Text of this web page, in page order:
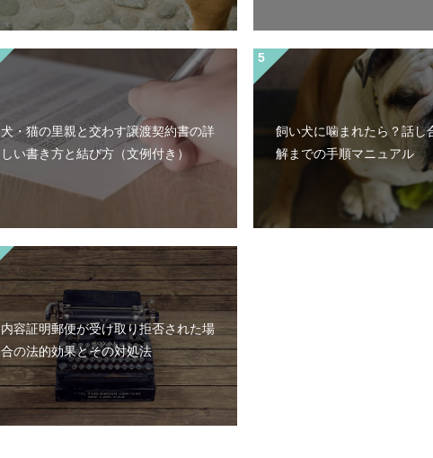
犬・猫の里親と交わす譲渡契約書の詳
しい書き方と結び方（文例付き）
飼い犬に噛まれたら？話し
解までの手順マニュアル
内容証明郵便が受け取り拒否された場
合の法的効果とその対処法